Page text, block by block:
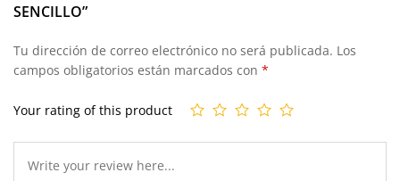
SENCILLO”
Tu dirección de correo electrónico no será publicada. Los
campos obligatorios están marcados con *
Your rating of this product